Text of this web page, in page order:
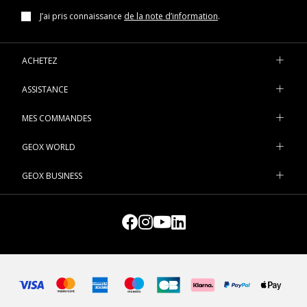
J’ai pris connaissance de la note d’information.
ACHETEZ
ASSISTANCE
MES COMMANDES
GEOX WORLD
GEOX BUSINESS